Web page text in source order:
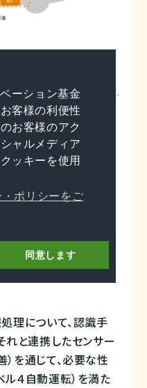
ーション基金
客様の利便性
お客様のアク
ャルメディア
ッキーを使用
ポリシーをご
同意します
フトウェアの開発
負荷を低減するアーキ
（主要な走行環境で
つ、ハードウェアに
を低減（70％削減に
施します。
する自動運転センサ
理について、認識手
れと連携したセンサー
を通じて、必要な性
４自動運転）を満た